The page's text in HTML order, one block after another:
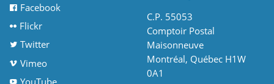
Facebook
Flickr
Twitter
Vimeo
C.P. 55053
Comptoir Postal
Maisonneuve
Montréal, Québec H1W
0A1